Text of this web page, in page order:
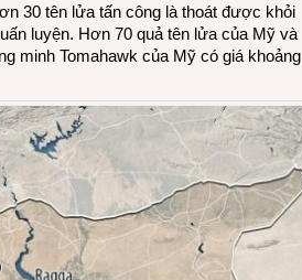
30 tên lửa tấn công là thoát được khỏi
luyện. Hơn 70 quả tên lửa của Mỹ và
minh Tomahawk của Mỹ có giá khoảng